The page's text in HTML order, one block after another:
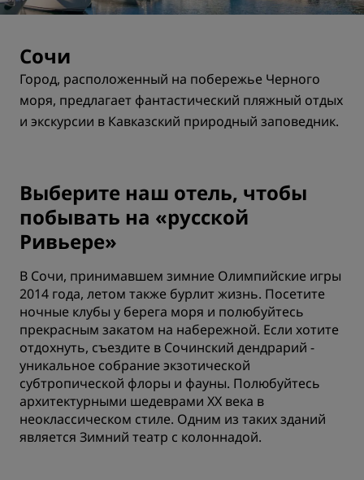
Сочи
Город, расположенный на побережье Черного
моря, предлагает фантастический пляжный отдых
и экскурсии в Кавказский природный заповедник.
Выберите наш отель, чтобы
побывать на «русской
Ривьере»
В Сочи, принимавшем зимние Олимпийские игры
2014 года, летом также бурлит жизнь. Посетите
ночные клубы у берега моря и полюбуйтесь
прекрасным закатом на набережной. Если хотите
отдохнуть, съездите в Сочинский дендрарий -
уникальное собрание экзотической
субтропической флоры и фауны. Полюбуйтесь
архитектурными шедеврами XX века в
неоклассическом стиле. Одним из таких зданий
является Зимний театр с колоннадой.